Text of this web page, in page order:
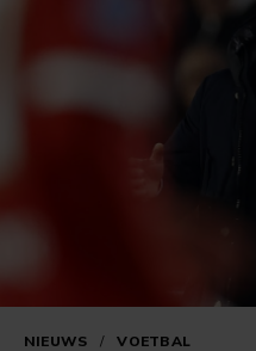
NIEUWS / VOETBAL